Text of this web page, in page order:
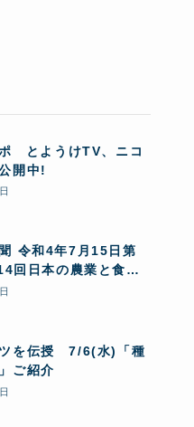
とようけTV、ニコ
開中!
聞 令和4年7月15日第
回日本の農業と食を
ウム」が掲載されま
ツを伝授 7/6(水)「種
ご紹介